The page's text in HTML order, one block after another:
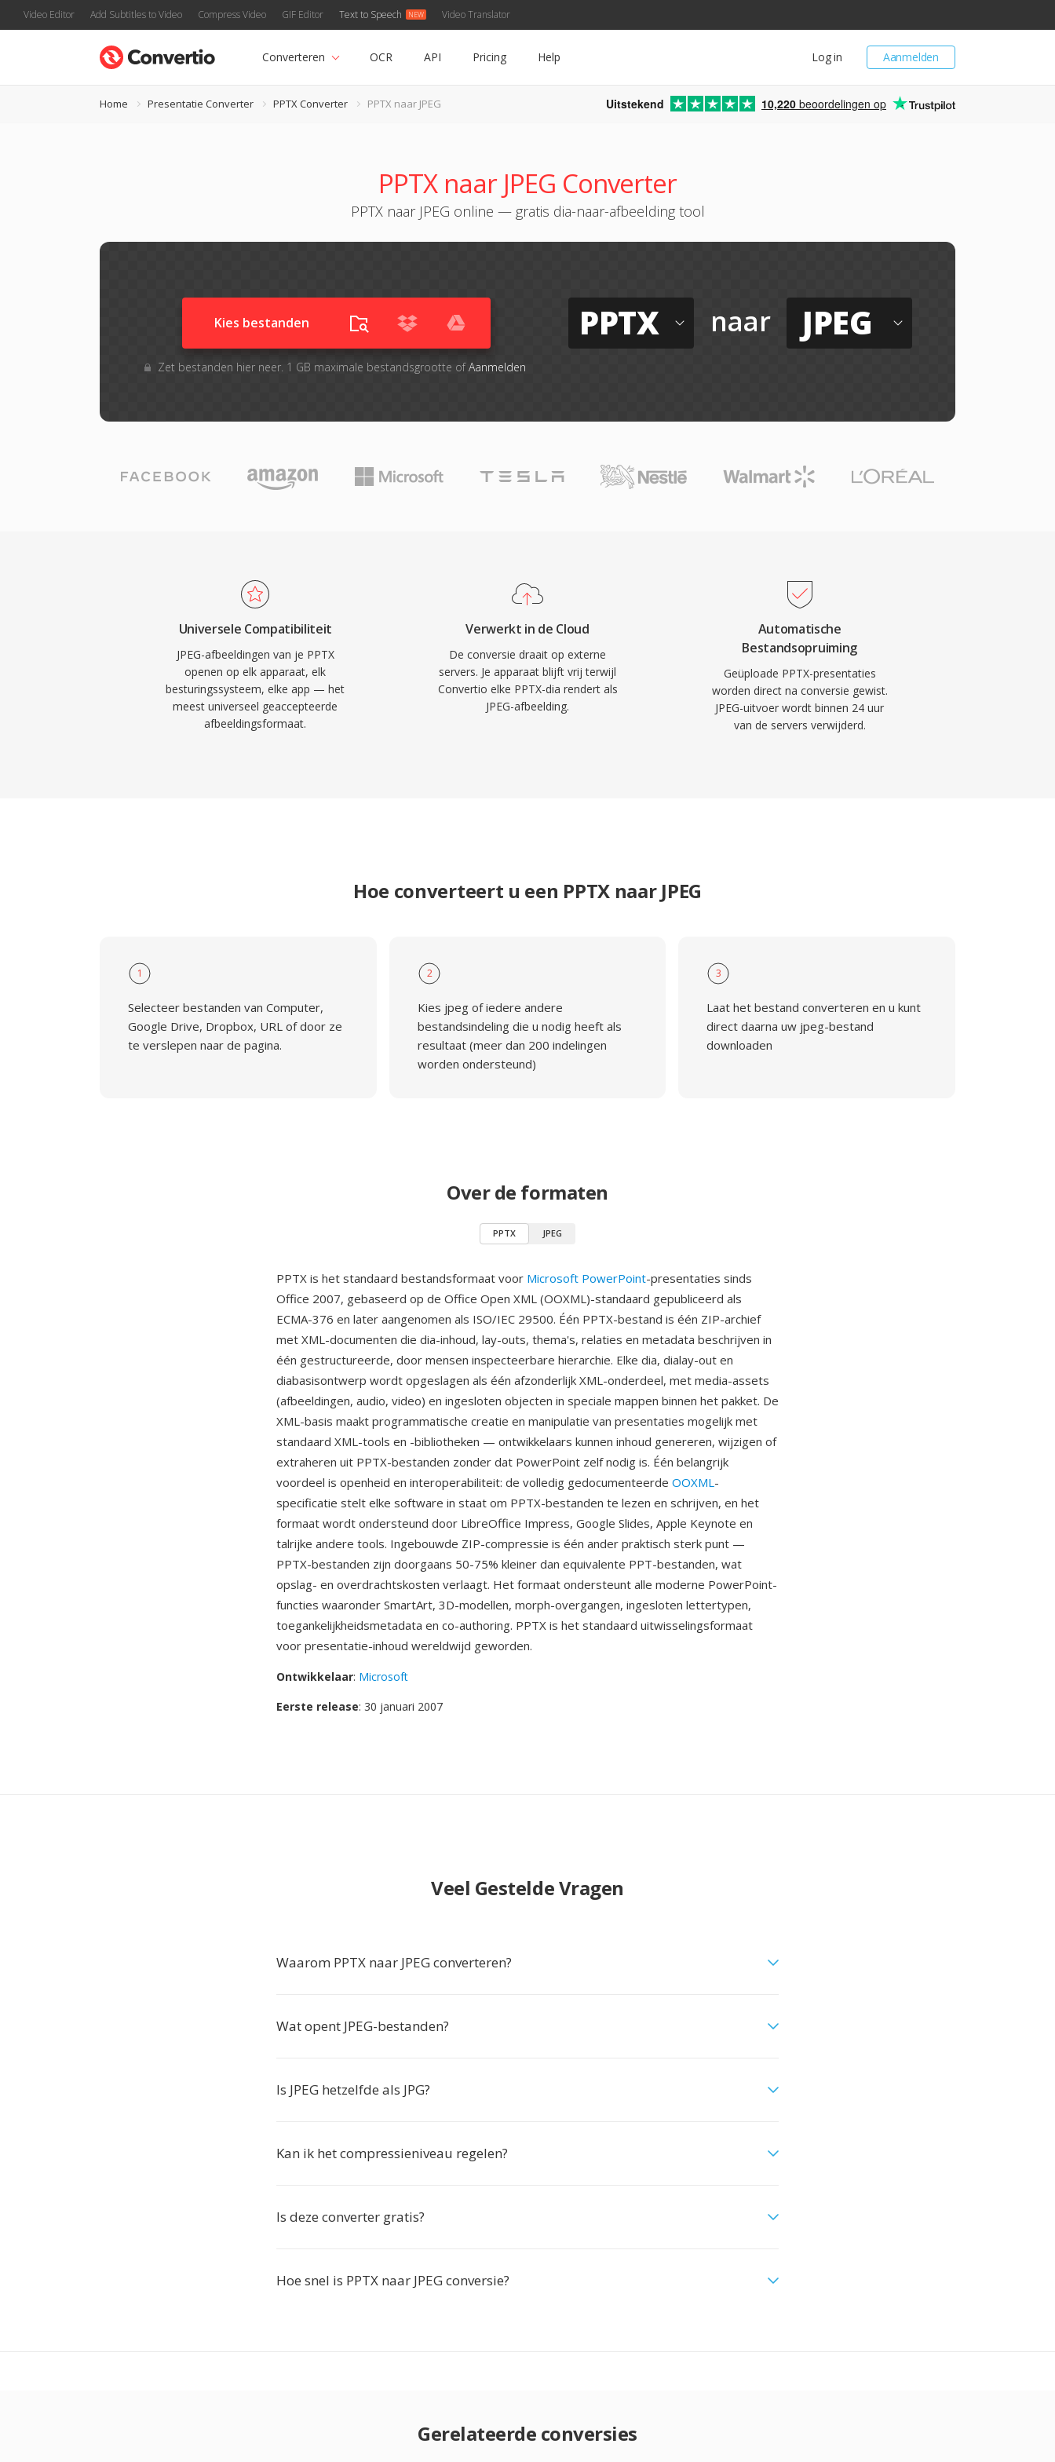
Video Editor Add Subtitles to Video Compress Video GIF Editor Text to Speech Video Translator
Aanmelden
Log in
Converteren OCR API Pricing Help
Home Presentatie Converter PPTX Converter PPTX naar JPEG Uitstekend 10,220 beoordelingen op
PPTX naar JPEG Converter
PPTX naar JPEG online — gratis dia-naar-afbeelding tool
Kies bestanden
Zet bestanden hier neer. 1 GB maximale bestandsgrootte ofAanmelden
PPTX naar JPEG
Universele Compatibiliteit
JPEG-afbeeldingen van je PPTX
openen op elk apparaat, elk
besturingssysteem, elke app — het
meest universeel geaccepteerde
afbeeldingsformaat.
Verwerkt in de Cloud
De conversie draait op externe
servers. Je apparaat blijft vrij terwijl
Convertio elke PPTX-dia rendert als
JPEG-afbeelding.
Automatische
Bestandsopruiming
Geüploade PPTX-presentaties
worden direct na conversie gewist.
JPEG-uitvoer wordt binnen 24 uur
van de servers verwijderd.
Hoe converteert u een PPTX naar JPEG
1
Selecteer bestanden van Computer,
Google Drive, Dropbox, URL of door ze
te verslepen naar de pagina.
2
Kies jpeg of iedere andere
bestandsindeling die u nodig heeft als
resultaat (meer dan 200 indelingen
worden ondersteund)
3
Laat het bestand converteren en u kunt
direct daarna uw jpeg-bestand
downloaden
Over de formaten
PPTX JPEG
PPTX is het standaard bestandsformaat voor Microsoft PowerPoint-presentaties sinds
Office 2007, gebaseerd op de Office Open XML (OOXML)-standaard gepubliceerd als
ECMA-376 en later aangenomen als ISO/IEC 29500. Één PPTX-bestand is één ZIP-archief
met XML-documenten die dia-inhoud, lay-outs, thema's, relaties en metadata beschrijven in
één gestructureerde, door mensen inspecteerbare hierarchie. Elke dia, dialay-out en
diabasisontwerp wordt opgeslagen als één afzonderlijk XML-onderdeel, met media-assets
(afbeeldingen, audio, video) en ingesloten objecten in speciale mappen binnen het pakket. De
XML-basis maakt programmatische creatie en manipulatie van presentaties mogelijk met
standaard XML-tools en -bibliotheken — ontwikkelaars kunnen inhoud genereren, wijzigen of
extraheren uit PPTX-bestanden zonder dat PowerPoint zelf nodig is. Één belangrijk
voordeel is openheid en interoperabiliteit: de volledig gedocumenteerde OOXML-
specificatie stelt elke software in staat om PPTX-bestanden te lezen en schrijven, en het
formaat wordt ondersteund door LibreOffice Impress, Google Slides, Apple Keynote en
talrijke andere tools. Ingebouwde ZIP-compressie is één ander praktisch sterk punt —
PPTX-bestanden zijn doorgaans 50-75% kleiner dan equivalente PPT-bestanden, wat
opslag- en overdrachtskosten verlaagt. Het formaat ondersteunt alle moderne PowerPoint-
functies waaronder SmartArt, 3D-modellen, morph-overgangen, ingesloten lettertypen,
toegankelijkheidsmetadata en co-authoring. PPTX is het standaard uitwisselingsformaat
voor presentatie-inhoud wereldwijd geworden.
Ontwikkelaar: Microsoft
Eerste release: 30 januari 2007
Veel Gestelde Vragen
Waarom PPTX naar JPEG converteren?
Wat opent JPEG-bestanden?
Is JPEG hetzelfde als JPG?
Kan ik het compressieniveau regelen?
Is deze converter gratis?
Hoe snel is PPTX naar JPEG conversie?
Gerelateerde conversies